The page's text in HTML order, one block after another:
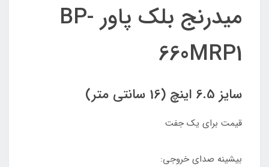
میدرنج بلک پاور BP-
660MRP1
سایز 6.5 اینچ (16 سانتی متر)
قیمت برای یک جفت
بیشینه صدای خروجی: